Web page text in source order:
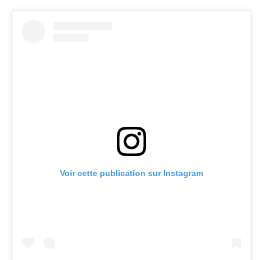
Voir cette publication sur Instagram